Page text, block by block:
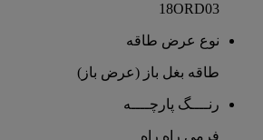
18ORD03
نوع عرض طاقه
طاقه بغل باز (عرض باز)
رنــــگ پارچــــه
فرمی راه راه